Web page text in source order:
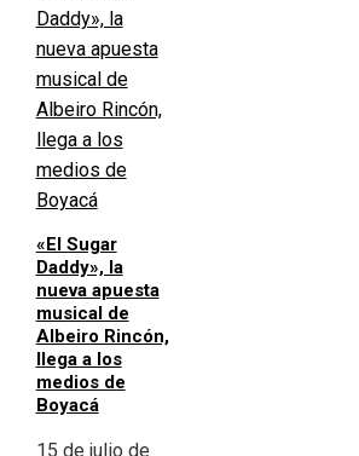
«El Sugar
Daddy», la
nueva apuesta
musical de
Albeiro Rincón,
llega a los
medios de
Boyacá
15 de julio de